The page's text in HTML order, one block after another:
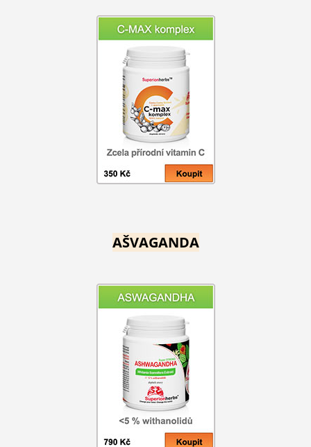
AŠVAGANDA